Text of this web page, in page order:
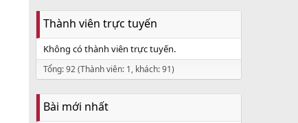
Thành viên trực tuyến
Không có thành viên trực tuyến.
Tổng: 92 (Thành viên: 1, khách: 91)
Bài mới nhất